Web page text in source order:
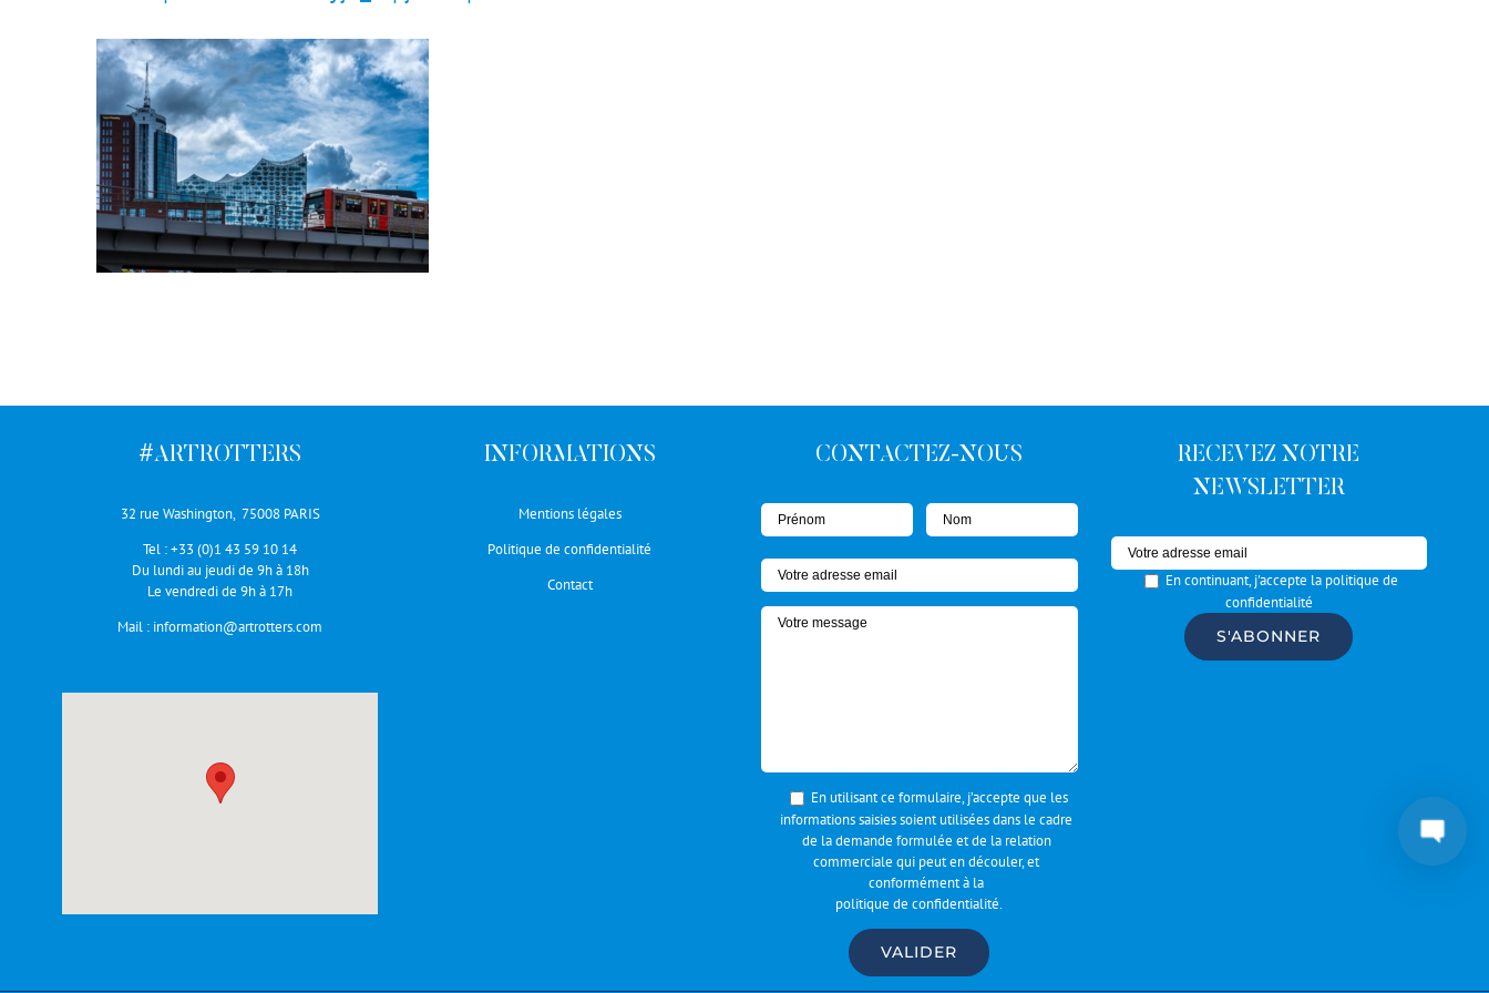
#ARTROTTERS
32 rue Washington, 75008 PARIS
Tel :+33 (0)1 43 59 10 14
Du lundi au jeudi de 9h à 18h
Le vendredi de 9h à 17h
Mail : information@artrotters.com
INFORMATIONS
Mentions légales
Politique de confidentialité
Contact
CONTACTEZ-NOUS
En utilisant ce formulaire, j’accepte que les
informations saisies soient utilisées dans le cadre
de la demande formulée et de la relation
commerciale qui peut en découler, et
conformément à la
politique de confidentialité.
RECEVEZ NOTRE
NEWSLETTER
En continuant, j'accepte la politique de
confidentialité